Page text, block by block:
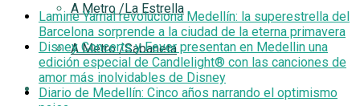
A Metro /La Estrella
A Metro /Sabaneta
Análisis y Opinión
Lamine Yamal revoluciona Medellín: la superestrella del
Barcelona sorprende a la ciudad de la eterna primavera
Disney Concerts y Fever presentan en Medellin una
edición especial de Candlelight® con las canciones de
amor más inolvidables de Disney
Diario de Medellín: Cinco años narrando el optimismo